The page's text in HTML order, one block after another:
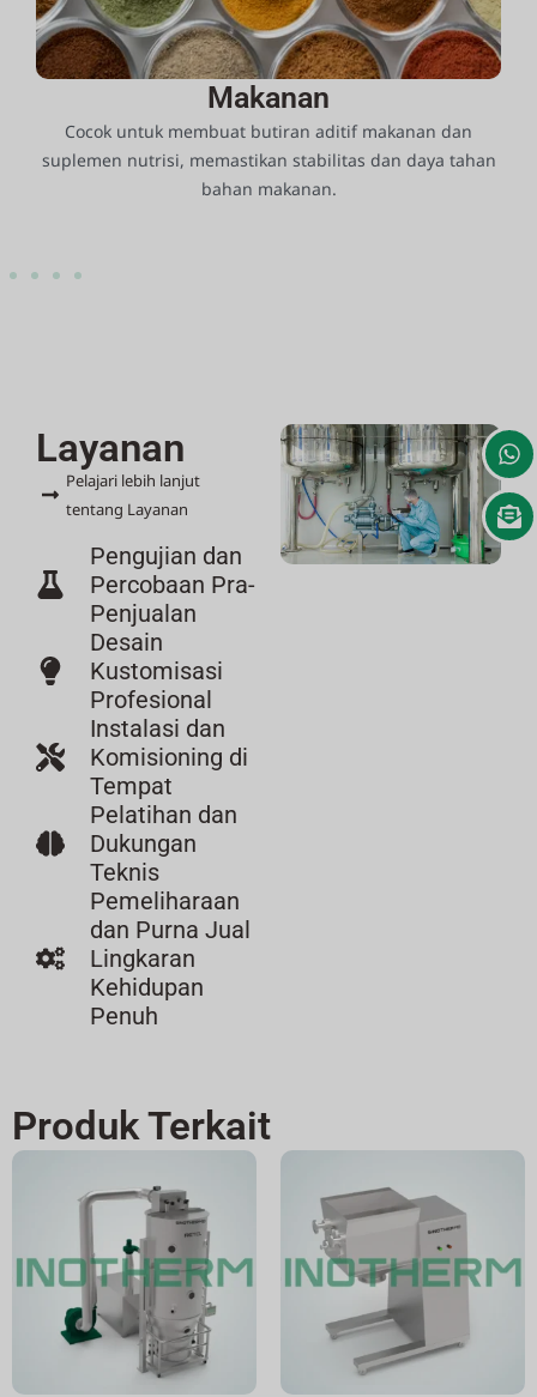
Makanan
Cocok untuk membuat butiran aditif makanan dan
suplemen nutrisi, memastikan stabilitas dan daya tahan
bahan makanan.
Layanan
Pelajari lebih lanjut
tentang Layanan
Pengujian dan
Percobaan Pra-
Penjualan
Desain
Kustomisasi
Profesional
Instalasi dan
Komisioning di
Tempat
Pelatihan dan
Dukungan
Teknis
Pemeliharaan
dan Purna Jual
Lingkaran
Kehidupan
Penuh
Produk Terkait